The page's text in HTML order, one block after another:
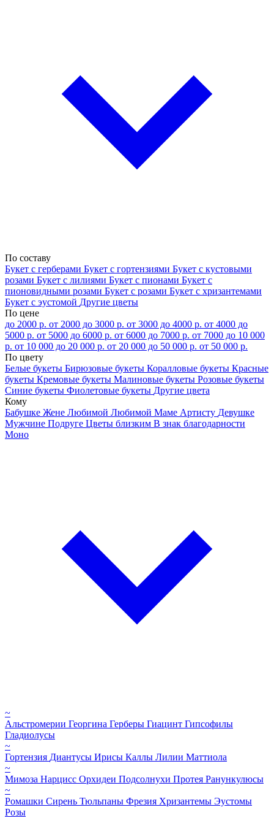
По составу
Букет с герберами Букет с гортензиями Букет с кустовыми
розами Букет с лилиями Букет с пионами Букет с
пионовидными розами Букет с розами Букет с хризантемами
Букет с эустомой Другие цветы
По цене
до 2000 р. от 2000 до 3000 р. от 3000 до 4000 р. от 4000 до
5000 р. от 5000 до 6000 р. от 6000 до 7000 р. от 7000 до 10 000
р. от 10 000 до 20 000 р. от 20 000 до 50 000 р. от 50 000 р.
По цвету
Белые букеты Бирюзовые букеты Коралловые букеты Красные
букеты Кремовые букеты Малиновые букеты Розовые букеты
Синие букеты Фиолетовые букеты Другие цвета
Кому
Бабушке Жене Любимой Любимой Маме Артисту Девушке
Мужчине Подруге Цветы близким В знак благодарности
Моно
~
Альстромерии Георгина Герберы Гиацинт Гипсофилы
Гладиолусы
~
Гортензия Диантусы Ирисы Каллы Лилии Маттиола
~
Мимоза Нарцисс Орхидеи Подсолнухи Протея Ранункулюсы
~
Ромашки Сирень Тюльпаны Фрезия Хризантемы Эустомы
Розы